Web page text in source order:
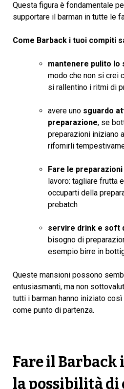
Questa figura è fondamentale
supportare il barman in tutte le
Come Barback i tuoi compiti
mantenere pulito lo
modo che non si crei
si rallentino i ritmi di
avere uno sguardo
preparazione, se
preparazioni iniziano
rifornirli
Fare le preparazioni
lavoro: tagliare frutta
occuparti della
prebatch
servire drink e soft
bisogno di
esempio birre in
Queste mansioni possono
entusiasmanti, ma non
tutti i barman hanno iniziato
come punto di partenza.
Fare il
la possibilità di